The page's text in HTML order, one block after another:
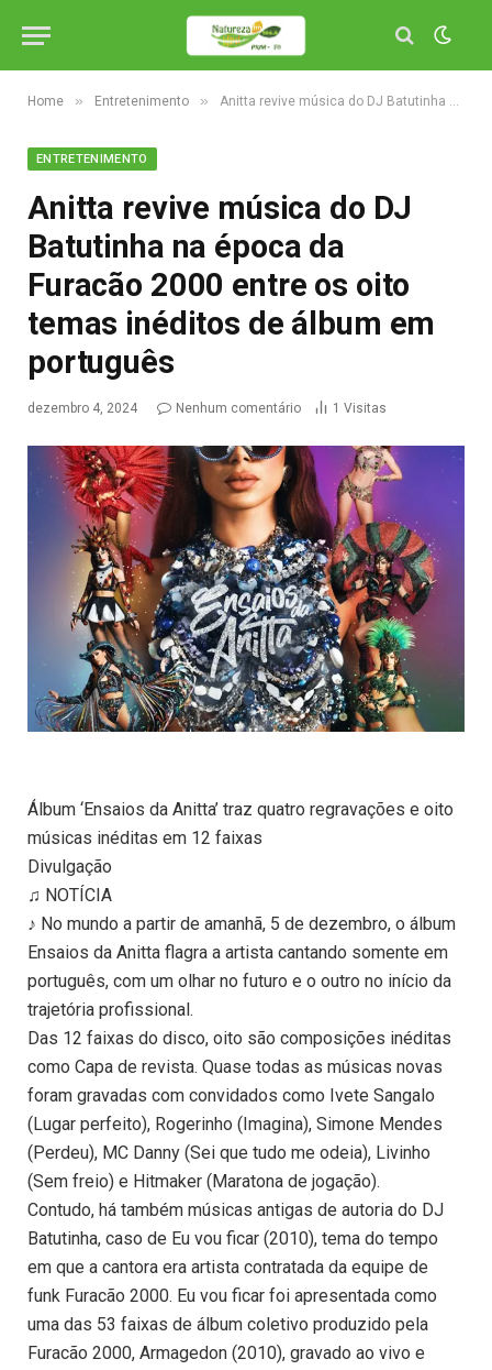
Home » Entretenimento » Anitta revive música do DJ Batutinha na época da Furacão 2000 entre os oito temas inéditos de álbum em português
ENTRETENIMENTO
Anitta revive música do DJ
Batutinha na época da
Furacão 2000 entre os oito
temas inéditos de álbum em
português
dezembro 4, 2024 Nenhum comentário 1 Visitas
Álbum ‘Ensaios da Anitta’ traz quatro regravações e oito
músicas inéditas em 12 faixas
Divulgação
♫ NOTÍCIA
♪ No mundo a partir de amanhã, 5 de dezembro, o álbum
Ensaios da Anitta flagra a artista cantando somente em
português, com um olhar no futuro e o outro no início da
trajetória profissional.
Das 12 faixas do disco, oito são composições inéditas
como Capa de revista. Quase todas as músicas novas
foram gravadas com convidados como Ivete Sangalo
(Lugar perfeito), Rogerinho (Imagina), Simone Mendes
(Perdeu), MC Danny (Sei que tudo me odeia), Livinho
(Sem freio) e Hitmaker (Maratona de jogação).
Contudo, há também músicas antigas de autoria do DJ
Batutinha, caso de Eu vou ficar (2010), tema do tempo
em que a cantora era artista contratada da equipe de
funk Furacão 2000. Eu vou ficar foi apresentada como
uma das 53 faixas de álbum coletivo produzido pela
Furacão 2000, Armagedon (2010), gravado ao vivo e